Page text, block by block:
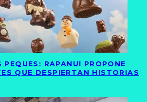
PEQUES: RAPANUI PROPONE
QUE DESPIERTAN HISTORIAS